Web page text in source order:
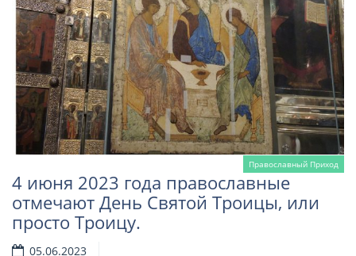
Православный Приход
4 июня 2023 года православные
отмечают День Святой Троицы, или
просто Троицу.
05.06.2023